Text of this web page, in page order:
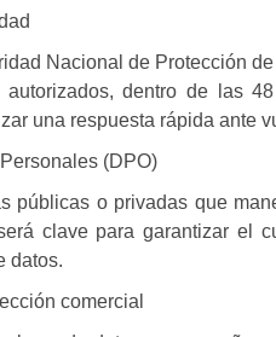
Nacional de Protección
autorizados,dentro de las
una respuesta rápida ante
(DPO)
públicas o privadas que
clave para garantizar el
datos.
comercial